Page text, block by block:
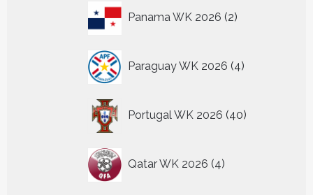
Panama WK 2026 2
producten
Paraguay WK 2026 4
producten
Portugal WK 2026 40
producten
Qatar WK 2026 4
producten